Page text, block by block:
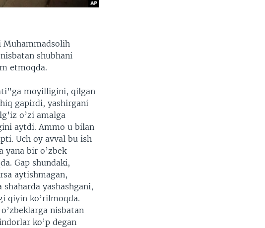
Muhammadsolih
shubhani
etmoqda.
moyilligini, qilgan
gapirdi, yashirgani
o’zi amalga
aytdi. Ammo u bilan
Uch oy avval bu ish
yana bir o’zbek
Gap shundaki,
aytishmagan,
yashashgani,
qiyin ko’rilmoqda.
nisbatan
ko’p degan